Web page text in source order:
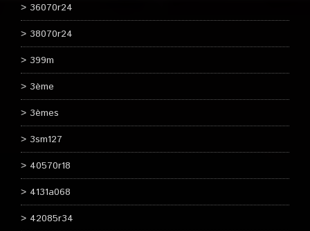
36070r24
38070r24
399m
3ème
3èmes
3sm127
40570r18
4131a068
42085r34